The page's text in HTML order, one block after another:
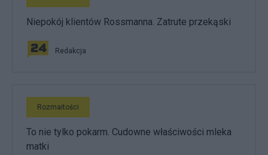
Niepokój klientów Rossmanna. Zatrute przekąski
Redakcja
Rozmaitości
To nie tylko pokarm. Cudowne właściwości mleka
matki